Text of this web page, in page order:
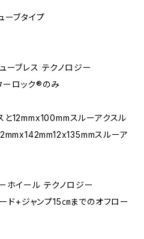
ーブタイプ
ーブレス テクノロジー
ーロック®のみ
と12mmx100mmスルーアクスル
スルーア
ホイール テクノロジー
+ジャンプ15㎝までのオフロー